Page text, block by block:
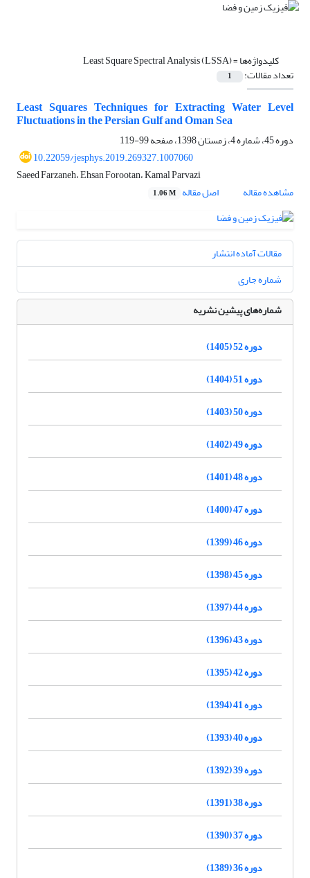
کلیدواژه‌ها =Least Square Spectral Analysis (LSSA)
تعداد مقالات: 1
Least Squares Techniques for Extracting Water Level
Fluctuations in the Persian Gulf and Oman Sea
دوره 45، شماره 4، زمستان 1398، صفحه
99-119
10.22059/jesphys.2019.269327.1007060
Saeed Farzaneh، Ehsan Forootan، Kamal Parvazi
مشاهده مقاله
اصل مقاله 1.06 M
مقالات آماده انتشار
شماره جاری
شماره‌های پیشین نشریه
دوره 52 (1405)
دوره 51 (1404)
دوره 50 (1403)
دوره 49 (1402)
دوره 48 (1401)
دوره 47 (1400)
دوره 46 (1399)
دوره 45 (1398)
دوره 44 (1397)
دوره 43 (1396)
دوره 42 (1395)
دوره 41 (1394)
دوره 40 (1393)
دوره 39 (1392)
دوره 38 (1391)
دوره 37 (1390)
دوره 36 (1389)